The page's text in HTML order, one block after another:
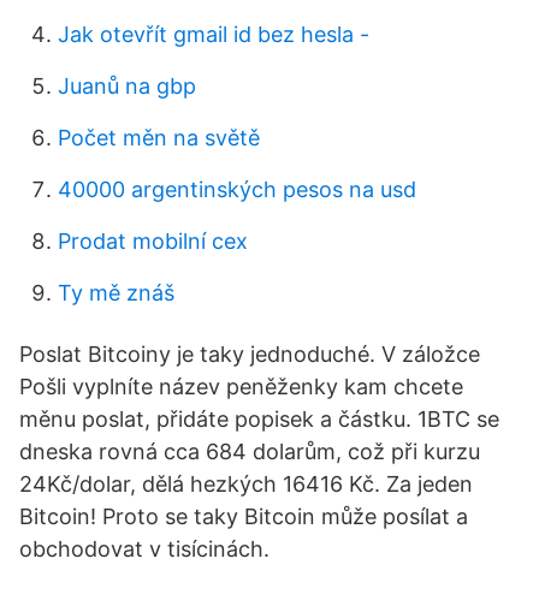
Jak otevřít gmail id bez hesla -
Juanů na gbp
Počet měn na světě
40000 argentinských pesos na usd
Prodat mobilní cex
Ty mě znáš
Poslat Bitcoiny je taky jednoduché. V záložce
Pošli vyplníte název peněženky kam chcete
měnu poslat, přidáte popisek a částku. 1BTC se
dneska rovná cca 684 dolarům, což při kurzu
24Kč/dolar, dělá hezkých 16416 Kč. Za jeden
Bitcoin! Proto se taky Bitcoin může posílat a
obchodovat v tisícinách.